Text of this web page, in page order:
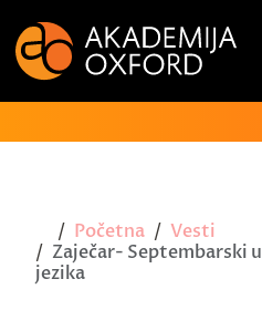
Početna
Vesti
Zaječar- Septembarski
jezika